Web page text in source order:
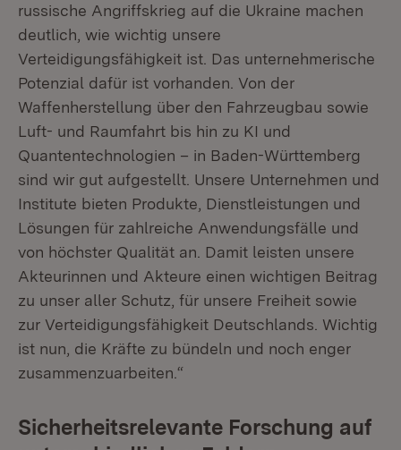
russische Angriffskrieg auf die Ukraine machen
deutlich, wie wichtig unsere
Verteidigungsfähigkeit ist. Das unternehmerische
Potenzial dafür ist vorhanden. Von der
Waffenherstellung über den Fahrzeugbau sowie
Luft- und Raumfahrt bis hin zu KI und
Quantentechnologien – in Baden-Württemberg
sind wir gut aufgestellt. Unsere Unternehmen und
Institute bieten Produkte, Dienstleistungen und
Lösungen für zahlreiche Anwendungsfälle und
von höchster Qualität an. Damit leisten unsere
Akteurinnen und Akteure einen wichtigen Beitrag
zu unser aller Schutz, für unsere Freiheit sowie
zur Verteidigungsfähigkeit Deutschlands. Wichtig
ist nun, die Kräfte zu bündeln und noch enger
zusammenzuarbeiten.“
Sicherheitsrelevante Forschung auf